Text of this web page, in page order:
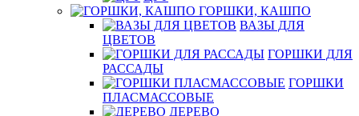
ГОРШКИ, КАШПО
ВАЗЫ ДЛЯ
ЦВЕТОВ
ГОРШКИ ДЛЯ
РАССАДЫ
ГОРШКИ
ПЛАСМАССОВЫЕ
ДЕРЕВО